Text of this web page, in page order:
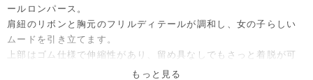
ールロンパース。
肩紐のリボンと胸元のフリルディテールが調和し、女の子らしい
ムードを引き立てます。
上部はゴム仕様で伸縮性があり、留め具なしでもさっと着脱が可
能。さらりとした肌触りとユニークなデザインで、暑い季節に活
もっと見る